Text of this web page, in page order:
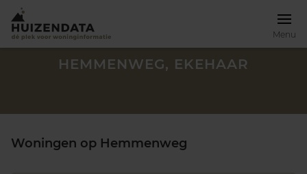
Menu
HEMMENWEG, EKEHAAR
Woningen op Hemmenweg